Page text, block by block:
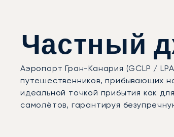
Частный
Аэропорт Гран-Канария (GCLP /
путешественников, прибывающих
идеальной точкой прибытия как
самолётов, гарантируя